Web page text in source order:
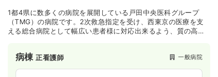
気になる 詳細を見る
日勤のみ（常勤） 一時募集休止
1都4県に数多くの病院を展開している戸田中央医科グループ
（TMG）の病院です。2次救急指定を受け、西東京の医療を支
える総合病院として幅広い患者様に対応出来るよう、質の高
病棟正看護師 一般病院